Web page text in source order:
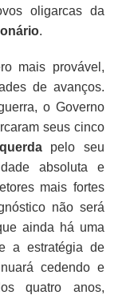
oligarcas da
.
mais provável,
de avanços.
o Governo
seus cinco
pelo seu
absoluta e
mais fortes
não será
ainda há uma
a estratégia de
cedendo e
quatro anos,